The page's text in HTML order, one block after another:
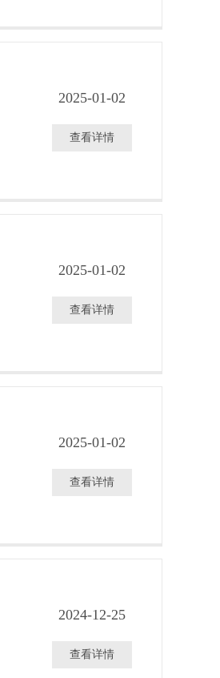
2025-01-02
查看详情
2025-01-02
查看详情
2025-01-02
查看详情
2024-12-25
查看详情